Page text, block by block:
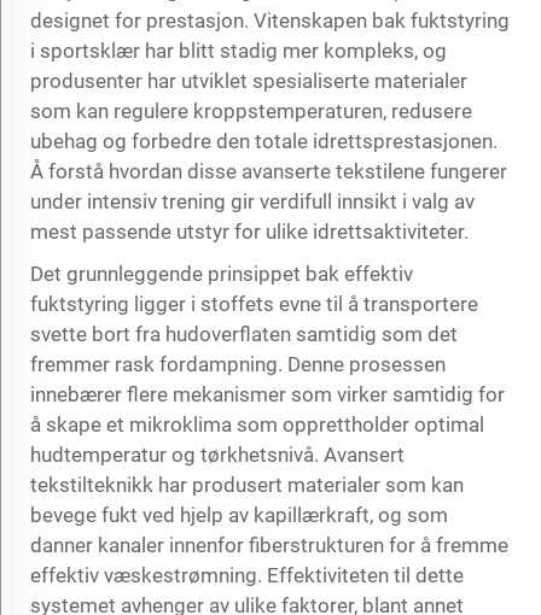
designet for prestasjon. Vitenskapen bak fuktstyring
i sportsklær har blitt stadig mer kompleks, og
produsenter har utviklet spesialiserte materialer
som kan regulere kroppstemperaturen, redusere
ubehag og forbedre den totale idrettsprestasjonen.
Å forstå hvordan disse avanserte tekstilene fungerer
under intensiv trening gir verdifull innsikt i valg av
mest passende utstyr for ulike idrettsaktiviteter.
Det grunnleggende prinsippet bak effektiv
fuktstyring ligger i stoffets evne til å transportere
svette bort fra hudoverflaten samtidig som det
fremmer rask fordampning. Denne prosessen
innebærer flere mekanismer som virker samtidig for
å skape et mikroklima som opprettholder optimal
hudtemperatur og tørkhetsnivå. Avansert
tekstilteknikk har produsert materialer som kan
bevege fukt ved hjelp av kapillærkraft, og som
danner kanaler innenfor fiberstrukturen for å fremme
effektiv væskestrømning. Effektiviteten til dette
systemet avhenger av ulike faktorer, blant annet